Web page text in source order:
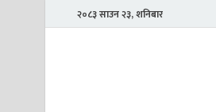
२०८३ साउन २३, शनिबार